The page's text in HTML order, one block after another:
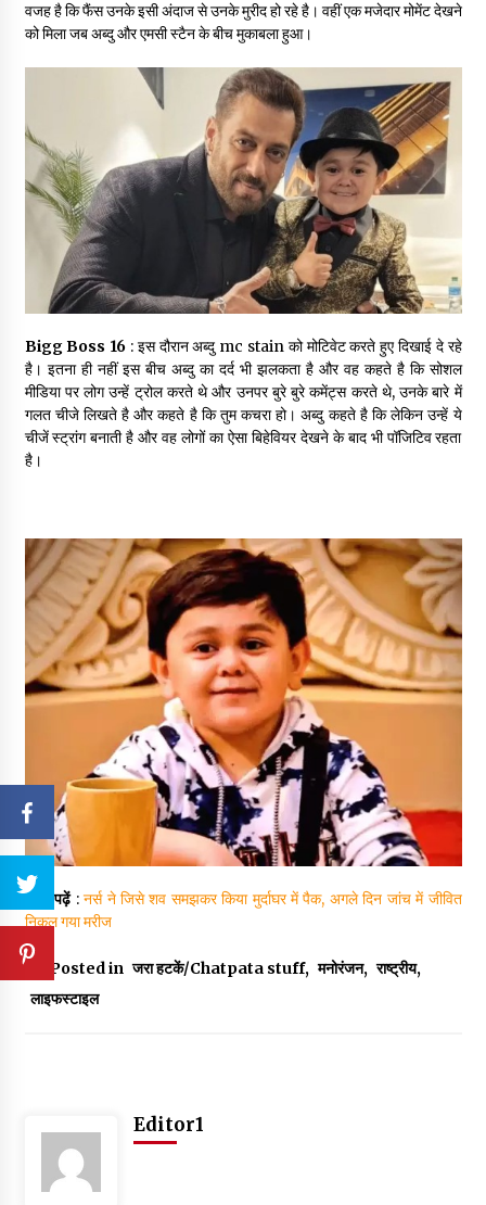
वजह है कि फैंस उनके इसी अंदाज से उनके मुरीद हो रहे है। वहीं एक मजेदार मोमेंट देखने
को मिला जब अब्दु और एमसी स्टैन के बीच मुकाबला हुआ।
Bigg Boss 16 : इस दौरान अब्दु mc stain को मोटिवेट करते हुए दिखाई दे रहे
है। इतना ही नहीं इस बीच अब्दु का दर्द भी झलकता है और वह कहते है कि सोशल
मीडिया पर लोग उन्हें ट्रोल करते थे और उनपर बुरे बुरे कमेंट्स करते थे, उनके बारे में
गलत चीजे लिखते है और कहते है कि तुम कचरा हो। अब्दु कहते है कि लेकिन उन्हें ये
चीजें स्ट्रांग बनाती है और वह लोगों का ऐसा बिहेवियर देखने के बाद भी पॉजिटिव रहता
है।
ये भी पढ़ें:नर्स ने जिसे शव समझकर किया मुर्दाघर में पैक, अगले दिन जांच में जीवित
निकल गया मरीज
Posted in जरा हटकें/Chatpata stuff, मनोरंजन, राष्ट्रीय,
लाइफस्टाइल
Editor1